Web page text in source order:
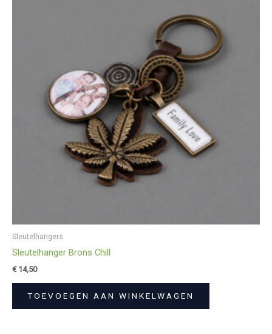
Sleutelhangers
Sleutelhanger Brons Chill
€14,50
TOEVOEGEN AAN WINKELWAGEN